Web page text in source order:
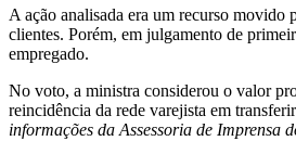
A ação analisada era um recurso movido
clientes. Porém, em julgamento de
empregado.
No voto, a ministra considerou o valor
reincidência da rede varejista em
informações da Assessoria de Imprensa